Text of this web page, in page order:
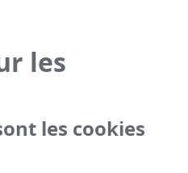
les
les cookies